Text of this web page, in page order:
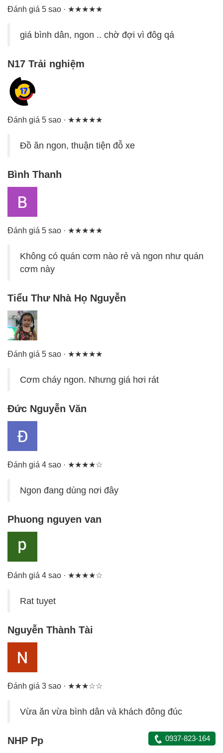
Đánh giá 5 sao · ★★★★★
giá bình dân, ngon .. chờ đợi vì đôg qá
N17 Trải nghiệm
Đánh giá 5 sao · ★★★★★
Đồ ăn ngon, thuận tiện đỗ xe
Bình Thanh
Đánh giá 5 sao · ★★★★★
Không có quán cơm nào rẻ và ngon như quán
cơm này
Tiểu Thư Nhà Họ Nguyễn
Đánh giá 5 sao · ★★★★★
Cơm cháy ngon. Nhưng giá hơi rát
Đức Nguyễn Văn
Đánh giá 4 sao · ★★★★☆
Ngon đang dùng nơi đây
Phuong nguyen van
Đánh giá 4 sao · ★★★★☆
Rat tuyet
Nguyễn Thành Tài
Đánh giá 3 sao · ★★★☆☆
Vừa ăn vừa bình dân và khách đông đúc
NHP Pp 0937-823-164